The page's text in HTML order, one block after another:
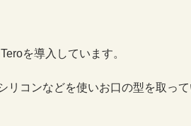
を導入しています。
リコンなどを使いお口の型を取っ